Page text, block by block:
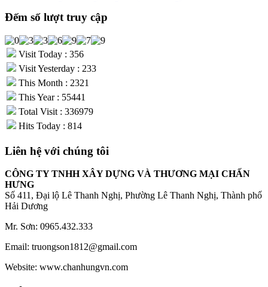
Đếm số lượt truy cập
Visit Today : 356
Visit Yesterday : 233
This Month : 2321
This Year : 55441
Total Visit : 336979
Hits Today : 814
Liên hệ với chúng tôi
CÔNG TY TNHH XÂY DỰNG VÀ THƯƠNG MẠI CHẤN
HƯNG
Số 411, Đại lộ Lê Thanh Nghị, Phường Lê Thanh Nghị, Thành phố
Hải Dương
Mr. Sơn: 0965.432.333
Email: truongson1812@gmail.com
Website: www.chanhungvn.com